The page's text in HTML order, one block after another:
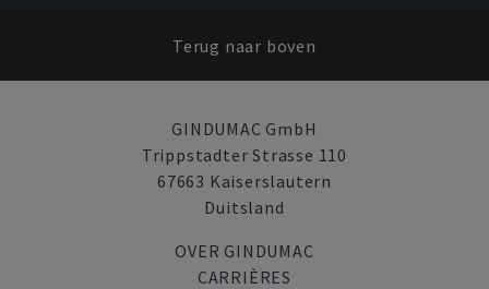
Terug naar boven
GINDUMAC GmbH
Trippstadter Strasse 110
67663 Kaiserslautern
Duitsland
OVER GINDUMAC
CARRIÈRES